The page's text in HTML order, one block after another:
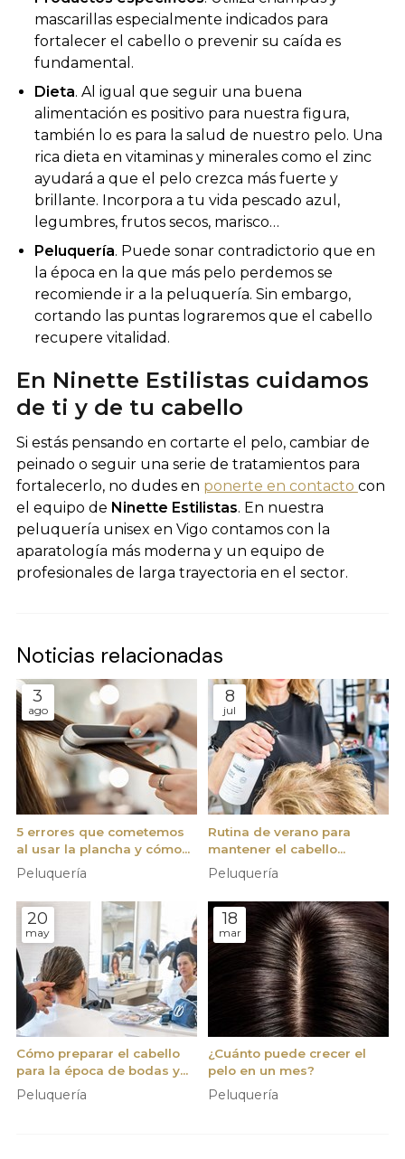
mascarillas especialmente indicados para
fortalecer el cabello o prevenir su caída es
fundamental.
Dieta. Al igual que seguir una buena
alimentación es positivo para nuestra figura,
también lo es para la salud de nuestro pelo. Una
rica dieta en vitaminas y minerales como el zinc
ayudará a que el pelo crezca más fuerte y
brillante. Incorpora a tu vida pescado azul,
legumbres, frutos secos, marisco…
Peluquería. Puede sonar contradictorio que en
la época en la que más pelo perdemos se
recomiende ir a la peluquería. Sin embargo,
cortando las puntas lograremos que el cabello
recupere vitalidad.
En Ninette Estilistas cuidamos
de ti y de tu cabello
Si estás pensando en cortarte el pelo, cambiar de
peinado o seguir una serie de tratamientos para
fortalecerlo, no dudes en ponerte en contacto con
el equipo de Ninette Estilistas. En nuestra
peluquería unisex en Vigo contamos con la
aparatología más moderna y un equipo de
profesionales de larga trayectoria en el sector.
Noticias relacionadas
3
ago
5 errores que cometemos
al usar la plancha y cómo
evitarlos
Peluquería
8
jul
Rutina de verano para
mantener el cabello
hidratado y sin frizz
Peluquería
20
may
Cómo preparar el cabello
para la época de bodas y
comuniones
Peluquería
18
mar
¿Cuánto puede crecer el
pelo en un mes?
Peluquería